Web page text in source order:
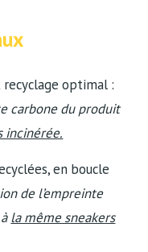
recyclage optimal :
carbone du produit
incinérée.
en boucle
de l’empreinte
la même sneakers